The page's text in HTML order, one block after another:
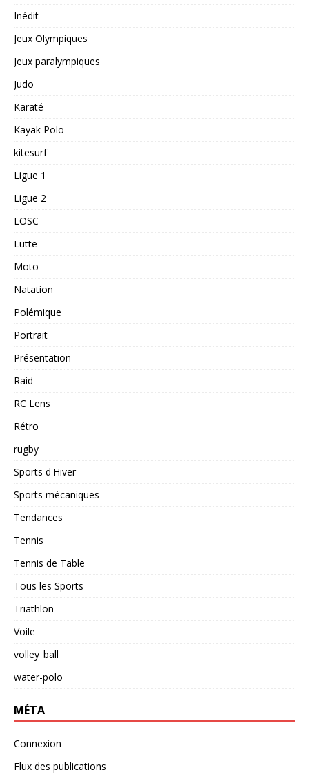
Inédit
Jeux Olympiques
Jeux paralympiques
Judo
Karaté
Kayak Polo
kitesurf
Ligue 1
Ligue 2
LOSC
Lutte
Moto
Natation
Polémique
Portrait
Présentation
Raid
RC Lens
Rétro
rugby
Sports d'Hiver
Sports mécaniques
Tendances
Tennis
Tennis de Table
Tous les Sports
Triathlon
Voile
volley_ball
water-polo
MÉTA
Connexion
Flux des publications